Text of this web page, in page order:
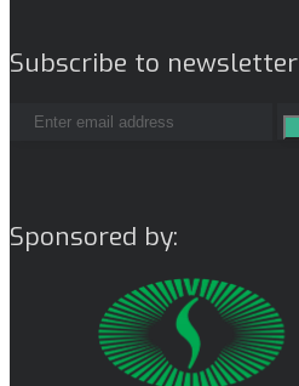
Subscribe to newsletter
Sponsored by: